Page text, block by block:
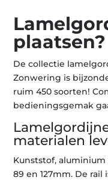
plaatsen?
De collectie
Zonwering is
ruim 450 soorten!
bedieningsgemak
materialen
Kunststof,
89 en 127mm. De